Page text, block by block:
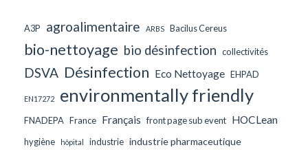
A3P agroalimentaire ARBS Bacilus Cereus
bio-nettoyage bio désinfection collectivités
DSVA Désinfection Eco Nettoyage EHPAD
EN17272 environmentally friendly
FNADEPA France Français front page sub event HOCLean
hygiène hôpital industrie industrie pharmaceutique